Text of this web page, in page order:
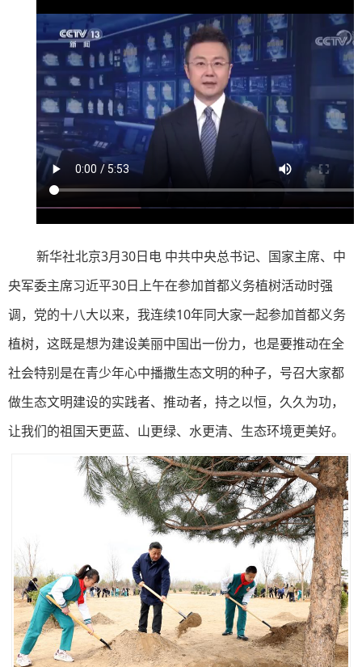
新华社北京3月30日电 中共中央总书记、国家主席、中
央军委主席习近平30日上午在参加首都义务植树活动时强
调，党的十八大以来，我连续10年同大家一起参加首都义务
植树，这既是想为建设美丽中国出一份力，也是要推动在全
社会特别是在青少年心中播撒生态文明的种子，号召大家都
做生态文明建设的实践者、推动者，持之以恒，久久为功，
让我们的祖国天更蓝、山更绿、水更清、生态环境更美好。